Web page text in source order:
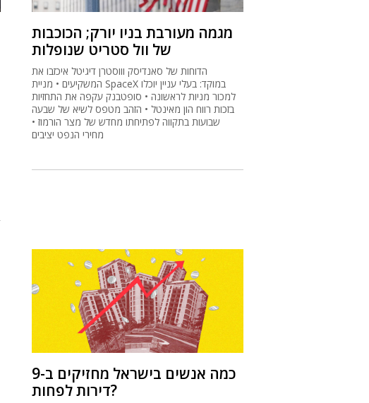
מגמה מעורבת בניו יורק; הכוכבות
של וול סטריט שנופלות
הדוחות של סאנדיסק וווסטרן דיגיטל איכזבו את
המשקיעים • מניית SpaceX במוקד: בעלי עניין יוכלו
למכור מניות לראשונה • סופטבנק עקפה את התחזיות
בזכות רווח הון מאינטל • הזהב מטפס לשיא של שבעה
שבועות בתקווה לפתיחתו מחדש של מצר הורמוז •
מחירי הנפט יציבים
כמה אנשים בישראל מחזיקים ב-9
דירות לפחות?